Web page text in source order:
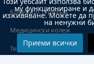
Колеж по туризъм
Медицински колеж
Технически колеж
му функциониране и
изживяване. Можете да
на ненужни
Приеми всички